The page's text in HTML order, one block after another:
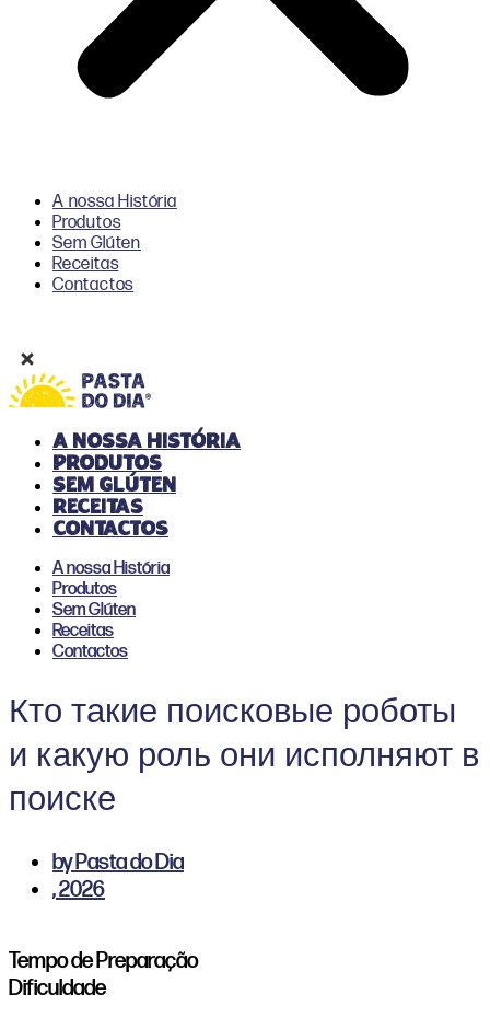
A nossa História
Produtos
Sem Glúten
Receitas
Contactos
A nossa História
Produtos
Sem Glúten
Receitas
Contactos
A nossa História
Produtos
Sem Glúten
Receitas
Contactos
Кто такие поисковые роботы
и какую роль они исполняют в
поиске
byPasta do Dia
,2026
Tempo de Preparação
Dificuldade